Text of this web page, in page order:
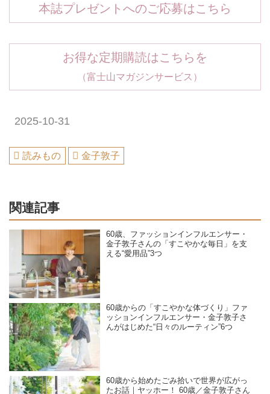
本誌プレゼントへのご応募はこちら
お得な定期購読はこちらを
（富士山マガジンサービス）
2025-10-31
読みもの 金子敦子
関連記事
60歳、ファッションインフルエンサー・
金子敦子さんの「すこやかな毎日」を支
える“愛用品”3つ
60歳からの「すこやかな体づくり」ファ
ッションインフルエンサー・金子敦子さ
んがはじめた“日々のルーティン”6つ
60歳から始めたごみ拾いで世界が広がっ
たお話｜ヤッホー！ 60歳／金子敦子さん